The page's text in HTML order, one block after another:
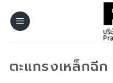
ตะแกรงเหล็กฉีก